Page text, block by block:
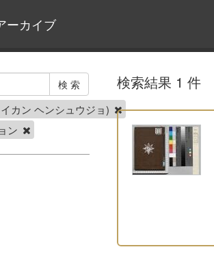
ーカイブ
カン ヘンシュウジョ)
ン
検索結果 1 件